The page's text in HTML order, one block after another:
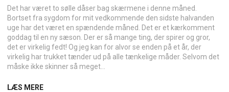
Det har været to sølle dåser bag skærmene i denne måned.
Bortset fra sygdom for mit vedkommende den sidste halvanden
uge har det været en spændende måned. Det er et kærkomment
goddag til en ny sæson. Der er så mange ting, der spirer og gror,
det er virkelig fedt! Og jeg kan for alvor se enden på et år, der
virkelig har trukket tænder ud på alle tænkelige måder. Selvom det
måske ikke skinner så meget...
LÆS MERE